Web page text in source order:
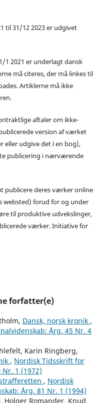
til 31/12 2023 er udgivet
1 2021 er underlagt dansk
må citeres, der må linkes til
Artiklerne må ikke
aftaler om ikke-
version af værket
eller udgive det i en bog),
publicering i nærværende
publicere deres værker online
websted) forud for og under
til produktive udvekslinger,
værker. Initiative for
forfatter(e)
Dansk, norsk kronik ,
Årg. 45 Nr. 4
Karin Ringberg,
, Nordisk Tidsskrift for
1 (1972)
, Nordisk
Årg. 81 Nr. 1 (1994)
Holger Romander, Knud